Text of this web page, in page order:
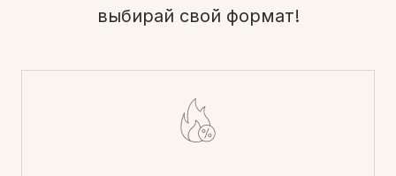
выбирай свой формат!